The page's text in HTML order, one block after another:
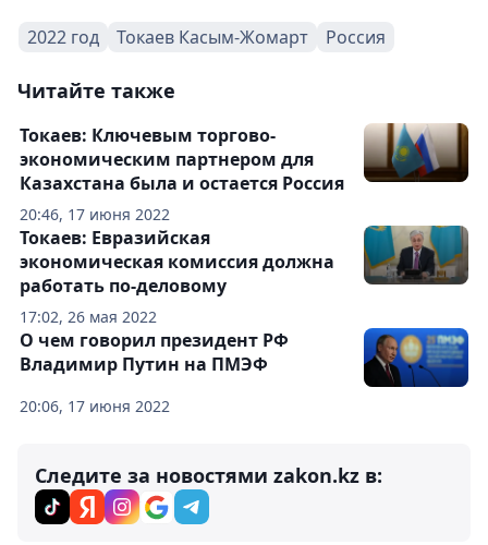
2022 год Токаев Касым-Жомарт Россия
Читайте также
20:46, 17 июня 2022
Токаев: Ключевым торгово-
экономическим партнером для
Казахстана была и остается Россия
17:02, 26 мая 2022
Токаев: Евразийская
экономическая комиссия должна
работать по-деловому
20:06, 17 июня 2022
О чем говорил президент РФ
Владимир Путин на ПМЭФ
Следите за новостями zakon.kz в: